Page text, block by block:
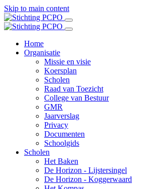
Skip to main content
Home
Organisatie
Missie en visie
Koersplan
Scholen
Raad van Toezicht
College van Bestuur
GMR
Jaarverslag
Privacy
Documenten
Schoolgids
Scholen
Het Baken
De Horizon - Lijstersingel
De Horizon - Koggerwaard